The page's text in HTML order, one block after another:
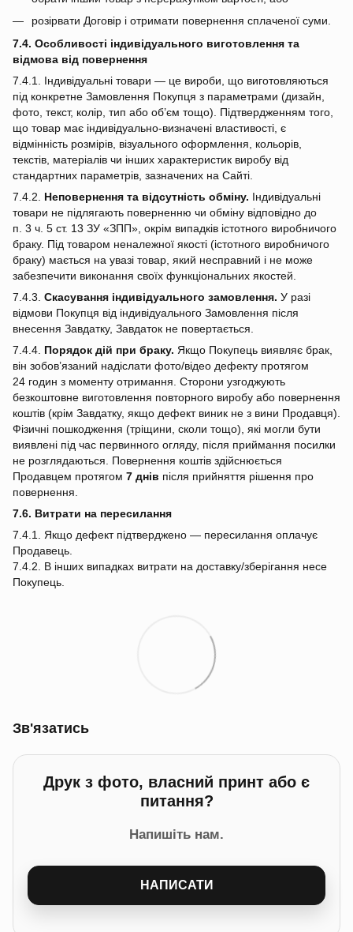
розірвати Договір і отримати повернення сплаченої суми.
7.4. Особливості індивідуального виготовлення та
відмова від повернення
7.4.1. Індивідуальні товари — це вироби, що виготовляються
під конкретне Замовлення Покупця з параметрами (дизайн,
фото, текст, колір, тип або об’єм тощо). Підтвердженням того,
що товар має індивідуально‑визначені властивості, є
відмінність розмірів, візуального оформлення, кольорів,
текстів, матеріалів чи інших характеристик виробу від
стандартних параметрів, зазначених на Сайті.
7.4.2. Неповернення та відсутність обміну. Індивідуальні
товари не підлягають поверненню чи обміну відповідно до
п. 3 ч. 5 ст. 13 ЗУ «ЗПП», окрім випадків істотного виробничого
браку. Під товаром неналежної якості (істотного виробничого
браку) мається на увазі товар, який несправний і не може
забезпечити виконання своїх функціональних якостей.
7.4.3. Скасування індивідуального замовлення. У разі
відмови Покупця від індивідуального Замовлення після
внесення Завдатку, Завдаток не повертається.
7.4.4. Порядок дій при браку. Якщо Покупець виявляє брак,
він зобов’язаний надіслати фото/відео дефекту протягом
24 годин з моменту отримання. Сторони узгоджують
безкоштовне виготовлення повторного виробу або повернення
коштів (крім Завдатку, якщо дефект виник не з вини Продавця).
Фізичні пошкодження (тріщини, сколи тощо), які могли бути
виявлені під час первинного огляду, після приймання посилки
не розглядаються. Повернення коштів здійснюється
Продавцем протягом 7 днів після прийняття рішення про
повернення.
7.6. Витрати на пересилання
7.4.1. Якщо дефект підтверджено — пересилання оплачує
Продавець.
7.4.2. В інших випадках витрати на доставку/зберігання несе
Покупець.
Зв'язатись
Друк з фото, власний принт або є
питання?
Напишіть нам.
НАПИСАТИ